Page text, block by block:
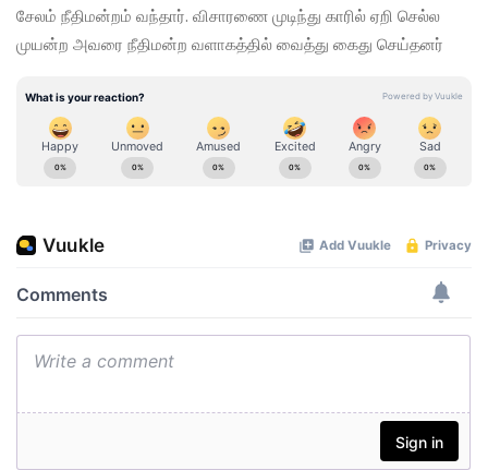
சேலம் நீதிமன்றம் வந்தார். விசாரணை முடிந்து காரில் ஏறி செல்ல
முயன்ற அவரை நீதிமன்ற வளாகத்தில் வைத்து கைது செய்தனர்